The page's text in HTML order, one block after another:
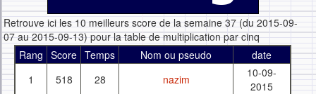
Retrouve ici les 10 meilleurs score de la semaine 37 (du 2015-09-
07 au 2015-09-13) pour la table de multiplication par cinq
Rang Score Temps Nom ou pseudo
date
1
518 28 nazim
10-09-
2015